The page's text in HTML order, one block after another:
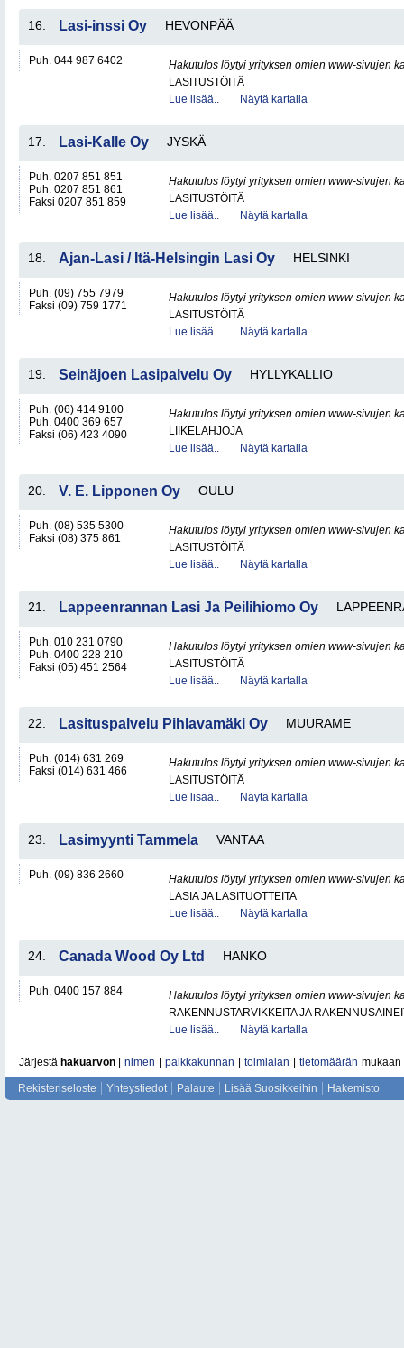
16. Lasi-inssi Oy HEVONPÄÄ
Puh. 044 987 6402
Hakutulos löytyi yrityksen omien www-sivujen
LASITUSTÖITÄ
Lue lisää..
Näytä kartalla
17. Lasi-Kalle Oy JYSKÄ
Puh. 0207 851 851
Puh. 0207 851 861
Faksi 0207 851 859
Hakutulos löytyi yrityksen omien www-sivujen
LASITUSTÖITÄ
Lue lisää..
Näytä kartalla
18. Ajan-Lasi / Itä-Helsingin Lasi Oy HELSINKI
Puh. (09) 755 7979
Faksi (09) 759 1771
Hakutulos löytyi yrityksen omien www-sivujen
LASITUSTÖITÄ
Lue lisää..
Näytä kartalla
19. Seinäjoen Lasipalvelu Oy HYLLYKALLIO
Puh. (06) 414 9100
Puh. 0400 369 657
Faksi (06) 423 4090
Hakutulos löytyi yrityksen omien www-sivujen
LIIKELAHJOJA
Lue lisää..
Näytä kartalla
20. V. E. Lipponen Oy OULU
Puh. (08) 535 5300
Faksi (08) 375 861
Hakutulos löytyi yrityksen omien www-sivujen
LASITUSTÖITÄ
Lue lisää..
Näytä kartalla
21. Lappeenrannan Lasi Ja Peilihiomo Oy
Puh. 010 231 0790
Puh. 0400 228 210
Faksi (05) 451 2564
Hakutulos löytyi yrityksen omien www-sivujen
LASITUSTÖITÄ
Lue lisää..
Näytä kartalla
22. Lasituspalvelu Pihlavamäki Oy MUURAME
Puh. (014) 631 269
Faksi (014) 631 466
Hakutulos löytyi yrityksen omien www-sivujen
LASITUSTÖITÄ
Lue lisää..
Näytä kartalla
23. Lasimyynti Tammela VANTAA
Puh. (09) 836 2660
Hakutulos löytyi yrityksen omien www-sivujen
LASIA JA LASITUOTTEITA
Lue lisää..
Näytä kartalla
24. Canada Wood Oy Ltd HANKO
Puh. 0400 157 884
Hakutulos löytyi yrityksen omien www-sivujen
RAKENNUSTARVIKKEITA JA
Lue lisää..
Näytä kartalla
Järjestä hakuarvon nimen paikkakunnan toimialan tietomäärän mukaan
Rekisteriseloste Yhteystiedot Palaute Lisää Suosikkeihin Hakemisto